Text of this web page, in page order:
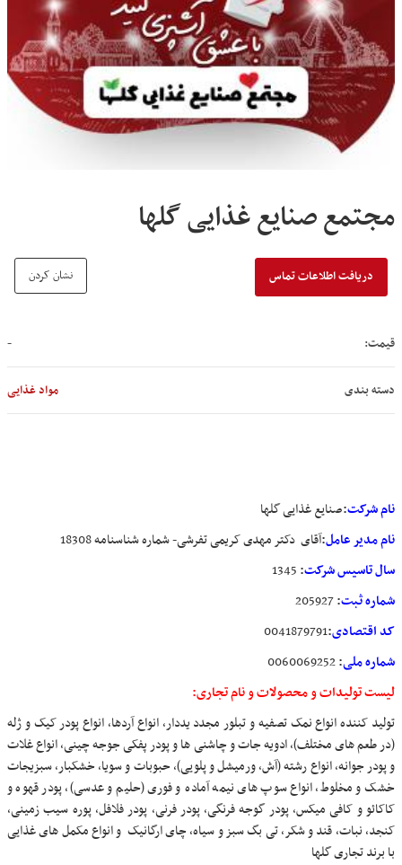
مجتمع صنایع غذایی گلها
دریافت اطلاعات تماس نشان کردن
قیمت: -
دسته بندی مواد غذایی
نام شرکت:صنایع غذایی گلها
نام مدیر عامل:آقای دکتر مهدی کریمی تفرشی- شماره شناسنامه 18308
سال تاسیس شرکت:
شماره ثبت:
کد اقتصادی:
0041879791
شماره ملی:
لیست تولیدات و محصولات و نام تجاری:
تولید کننده انواع نمک تصفیه و تبلور مجدد یددار، انواع آردها، انواع پودر کیک و ژله
(در طعم های مختلف)، ادویه جات و چاشنی ها و پودر پفکی جوجه چینی، انواع غلات
و پودر جوانه، انواع رشته (آش، ورمیشل و پلویی)، حبوبات و سویا، خشکبار، سبزیجات
خشک و مخلوط، انواع سوپ های نیمه آماده و فوری (حلیم و عدسی)، پودر قهوه و
کاکائو و کافی میکس، پودر گوجه فرنگی، پودر فرنی، پودر فلافل، پوره سیب زمینی،
کنجد، نبات، قند و شکر، تی بگ سبز و سیاه، چای ارگانیک و انواع مکمل های غذایی
با برند تجاری گلها